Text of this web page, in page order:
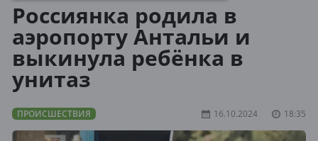
Россиянка родила в
аэропорту Антальи и
выкинула ребёнка в
унитаз
ПРОИСШЕСТВИЯ 16.10.2024 18:35